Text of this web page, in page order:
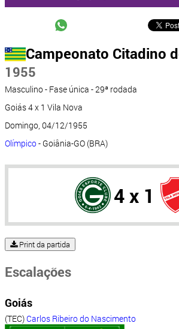
Campeonato Citadino
1955
Masculino - Fase única - 29ª rodada
Goiás 4 x 1 Vila Nova
Domingo, 04/12/1955
Olímpico- Goiânia-GO (BRA)
4 x 1
Print da partida
Escalações
Goiás
(TEC) Carlos Ribeiro do Nascimento